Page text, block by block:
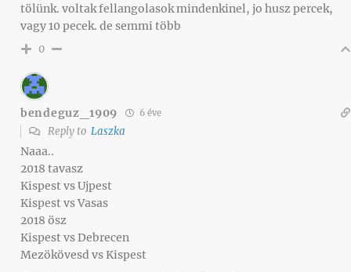
tölünk. voltak fellangolasok mindenkinel, jo husz percek,
vagy 10 pecek. de semmi több
0
bendeguz_1909 6 éve
Reply to Laszka
Naaa..
2018 tavasz
Kispest vs Ujpest
Kispest vs Vasas
2018 ösz
Kispest vs Debrecen
Mezökövesd vs Kispest